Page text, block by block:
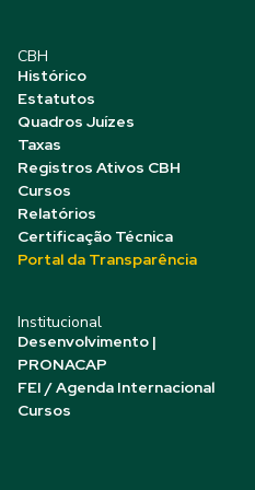
CBH
Histórico
Estatutos
Quadros Juízes
Taxas
Registros Ativos CBH
Cursos
Relatórios
Certificação Técnica
Portal da Transparência
Institucional
Desenvolvimento |
PRONACAP
FEI / Agenda Internacional
Cursos